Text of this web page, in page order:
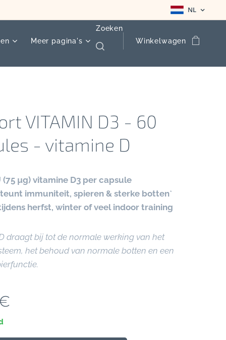
NL
Meer pagina's
Zoeken
Winkelwagen
VITAMIN D3 - 60
- vitamine D
(75 µg) vitamine D3 per capsule
immuniteit, spieren & sterke botten*
herfst, winter of veel indoor training
draagt bij tot de normale werking van het
het behoud van normale botten en een